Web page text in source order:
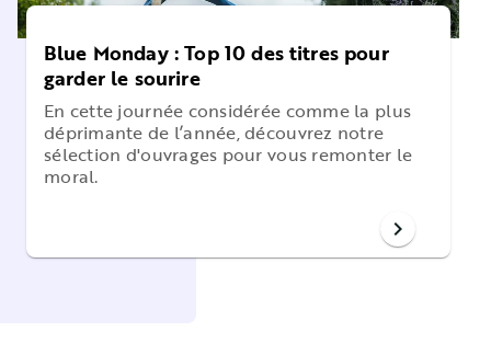
Blue Monday : Top 10 des titres pour
garder le sourire
En cette journée considérée comme la plus
déprimante de l’année, découvrez notre
sélection d'ouvrages pour vous remonter le
moral.
chevron_right